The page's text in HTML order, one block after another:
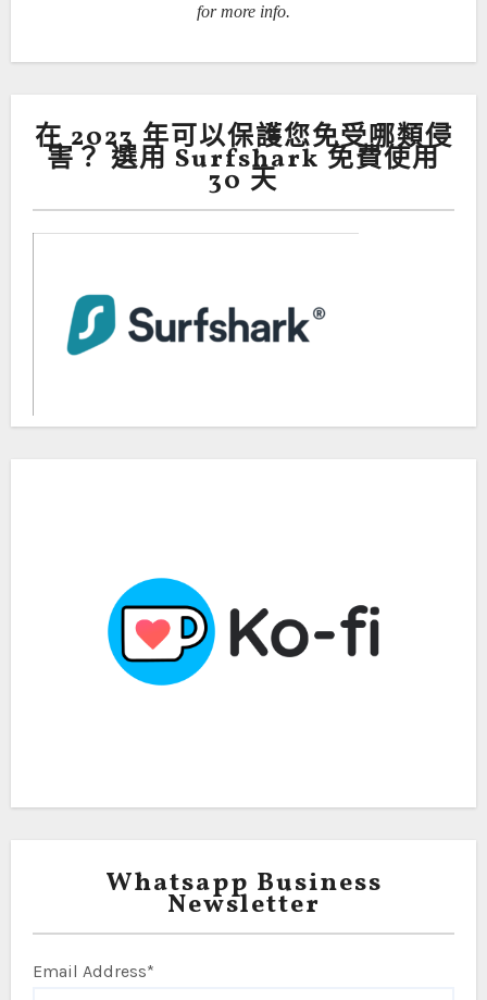
for more info.
在 2023 年可以保護您免受哪類侵
害？ 選用 Surfshark 免費使用
30 天
Whatsapp Business
Newsletter
Email Address*